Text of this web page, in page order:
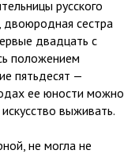
русского
сестра
двадцать с
положением
пятьдесят —
ее юности можно
выживать.
не могла не